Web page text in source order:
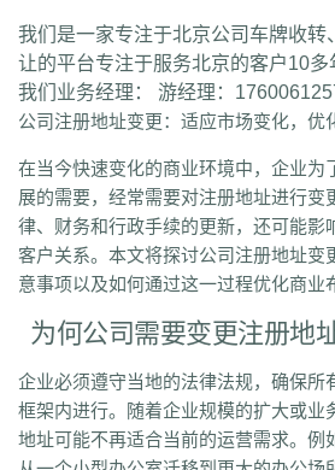
车牌转让知识
联系我们
我们是一家专注于北京公司车牌收转
让的平台专注于服务北京的客户10
我们业务经理： 游经理：
公司注册地址变更：适应市场变化，优
在当今快速变化的商业环境中，企业为
展的需要，经常需要对注册地址进行变
律、财务和行政手续的更新，还可能影
客户关系。本文将探讨公司注册地址变
意事项以及如何通过这一过程优化商业
为何公司需要变更注册地址
企业必须遵守当地的法律法规，确保所
框架内进行。随着企业规模的扩大或业
地址可能不再适合当前的运营需求。例